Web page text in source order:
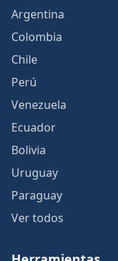
Argentina
Colombia
Chile
Perú
Venezuela
Ecuador
Bolivia
Uruguay
Paraguay
Ver todos